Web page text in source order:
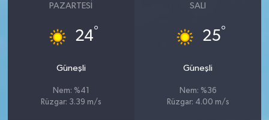
PAZARTESI
24°
Güneşli
Nem: %41
Rüzgar: 3.39 m/s
SALI
25°
Güneşli
Nem: %36
Rüzgar: 4.00 m/s